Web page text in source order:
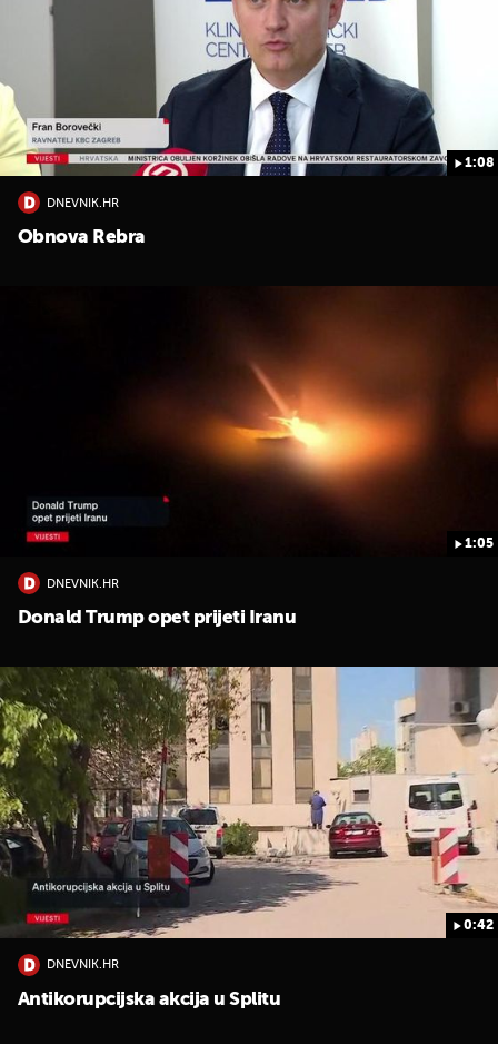
1:08
DNEVNIK.HR
Obnova Rebra
1:05
DNEVNIK.HR
Donald Trump opet prijeti Iranu
0:42
DNEVNIK.HR
Antikorupcijska akcija u Splitu